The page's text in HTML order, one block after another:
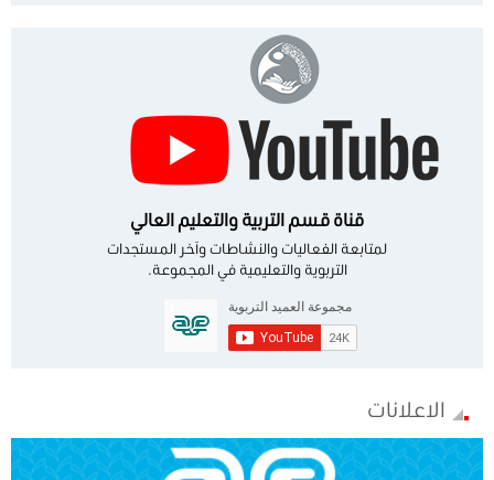
قناة قسم التربية والتعليم العالي
لمتابعة الفعاليات والنشاطات وآخر المستجدات
التربوية والتعليمية في المجموعة.
الاعلانات